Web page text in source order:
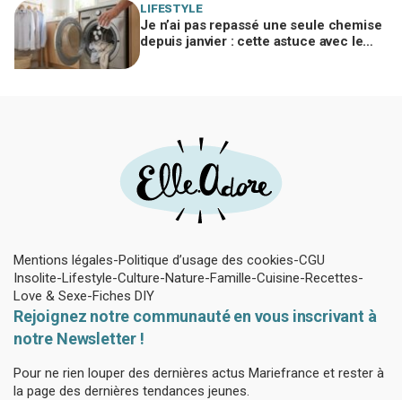
LIFESTYLE
Je n’ai pas repassé une seule chemise
depuis janvier : cette astuce avec le
Mentions légales Politique d’usage des cookies CGU
Insolite Lifestyle Culture Nature Famille Cuisine Recettes
Love & Sexe Fiches DIY
Rejoignez notre communauté en vous inscrivant à
notre Newsletter !
Pour ne rien louper des dernières actus Mariefrance et rester à
la page des dernières tendances jeunes.